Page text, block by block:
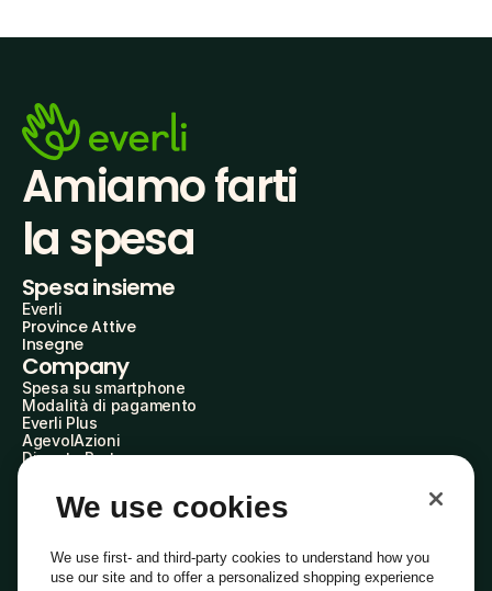
Amiamo farti
la spesa
Spesa insieme
Everli
Province Attive
Insegne
Company
Spesa su smartphone
Modalità di pagamento
Everli Plus
AgevolAzioni
Diventa Partner
Everli Shoppers
About Us
Everli News
Domande frequenti
We use cookies
We use first- and third-party cookies to understand how you
use our site and to offer a personalized shopping experience